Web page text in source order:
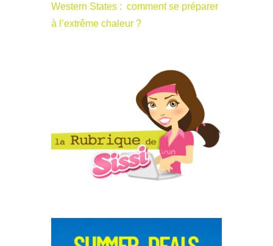
Western States : comment se préparer
à l’extrême chaleur ?